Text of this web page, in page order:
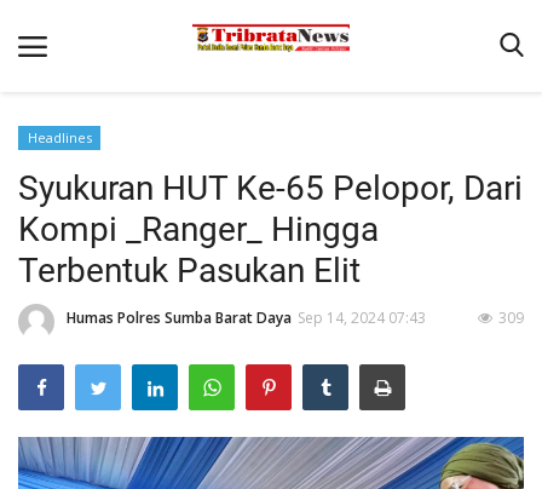
Beranda
Binkam
Terms & Conditions
Reskrim
Giat Ops
Lantas
Mitra Polisi
Headlines
Syukuran HUT Ke-65 Pelopor, Dari
Kompi _Ranger_ Hingga
Terbentuk Pasukan Elit
Humas Polres Sumba Barat Daya Sep 14, 2024 07:43 309